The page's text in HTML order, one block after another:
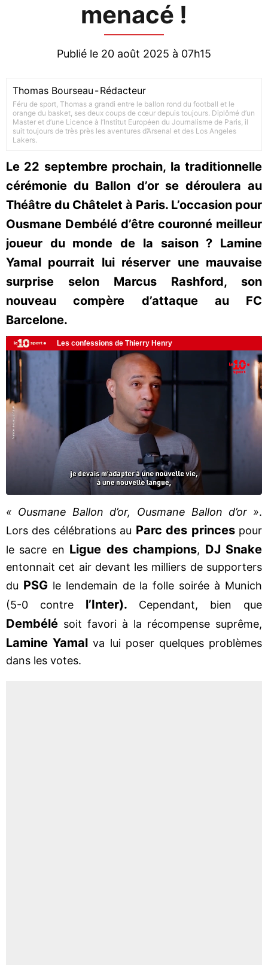
menacé !
Publié le 20 août 2025 à 07h15
Thomas Bourseau -Rédacteur
Féru de sport, Thomas a grandi entre le ballon rond du football et le
orange du basket, ses deux coups de cœur depuis toujours. Diplômé d’un
Master et d’une Licence à l’Institut Européen du Journalisme de Paris, il
suit toujours de très près les aventures d’Arsenal et des Los Angeles
Lakers.
Le 22 septembre prochain, la traditionnelle
cérémonie du Ballon d’or se déroulera au
Théâtre du Châtelet à Paris. L’occasion pour
Ousmane Dembélé d’être couronné meilleur
joueur du monde de la saison ? Lamine
Yamal pourrait lui réserver une mauvaise
surprise selon Marcus Rashford, son
nouveau compère d’attaque au FC
Barcelone.
« Ousmane Ballon d’or, Ousmane Ballon d’or ».
Lors des célébrations au Parc des princes pour
le sacre en Ligue des champions, DJ Snake
entonnait cet air devant les milliers de supporters
du PSG le lendemain de la folle soirée à Munich
(5-0 contre l’Inter). Cependant, bien que
Dembélé soit favori à la récompense suprême,
Lamine Yamalva lui poser quelques problèmes
dans les votes.